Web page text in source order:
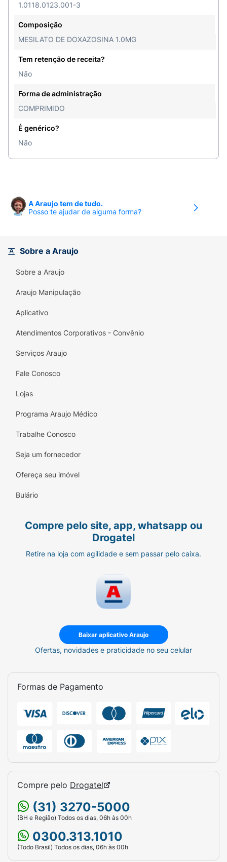
1.0118.0123.001-3
Composição
MESILATO DE DOXAZOSINA 1.0MG
Tem retenção de receita?
Não
Forma de administração
COMPRIMIDO
É genérico?
Não
A Araujo tem de tudo.
Posso te ajudar de alguma forma?
Sobre a Araujo
Sobre a Araujo
Araujo Manipulação
Aplicativo
Atendimentos Corporativos - Convênio
Serviços Araujo
Fale Conosco
Lojas
Programa Araujo Médico
Trabalhe Conosco
Seja um fornecedor
Ofereça seu imóvel
Bulário
Compre pelo site, app, whatsapp ou
Drogatel
Retire na loja com agilidade e sem passar pelo caixa.
Baixar aplicativo Araujo
Ofertas, novidades e praticidade no seu celular
Formas de Pagamento
Compre pelo Drogatel
(31) 3270-5000
(BH e Região) Todos os dias, 06h às 00h
0300.313.1010
(Todo Brasil) Todos os dias, 06h às 00h